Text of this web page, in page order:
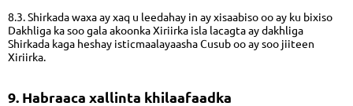
8.3. Shirkada waxa ay xaq u leedahay in ay xisaabiso oo ay ku bixiso
Dakhliga ka soo gala akoonka Xiriirka isla lacagta ay dakhliga
Shirkada kaga heshay isticmaalayaasha Cusub oo ay soo jiiteen
Xiriirka.
9. Habraaca xallinta khilaafaadka